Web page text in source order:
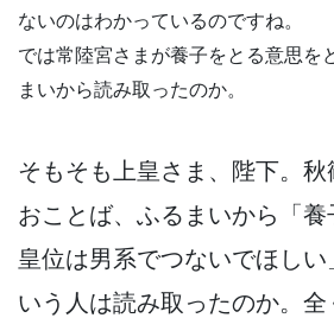
ないのはわかっているのですね。
では常陸宮さまが養子をとる意思を
まいから読み取ったのか。
そもそも上皇さま、陛下。
おことば、ふるまいから「養
皇位は男系でつないでほしい
いう人は読み取ったのか。